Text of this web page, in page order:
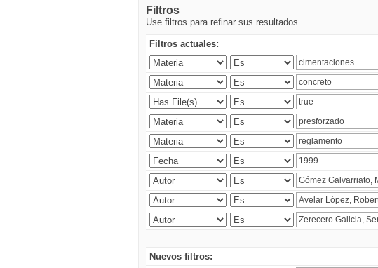
Filtros
Use filtros para refinar sus resultados.
Filtros actuales:
Nuevos filtros: